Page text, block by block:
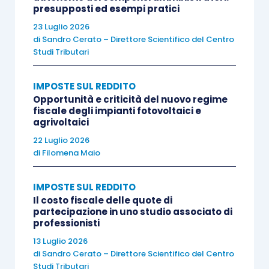
compravenditadev’essere dichiarato dal
promittente venditore
acquirente sia immesso nel possesso quanto se il
medesimo lo conceda in locazione a terzi.In
quest’ultimo caso, tuttavia
acquirente dovrà dichiarare i relativi proventi quali
redditi diversi…”.
Punto di partenza della questione è, dunque,
articolo 26 del Tuir secondo cui: “i redditi
fondiari concorrono, indipendentemente dalla
percezione, a formare il reddito complessivo dei
soggetti che possiedono gli immobili a titolo di
proprietà, enfiteusi, usufrutto o altro diritto reale,
salvo quando stabilito dall’articolo 30, per il periodo
presupposti ed esempi pratici
23 Luglio 2026
di Sandro Cerato – Direttore Scientifico del Centro
Studi Tributari
IMPOSTE SUL REDDITO
Opportunità e criticità del nuovo regime
fiscale degli impianti fotovoltaici e
agrivoltaici
22 Luglio 2026
di Filomena Maio
IMPOSTE SUL REDDITO
Il costo fiscale delle quote di
partecipazione in uno studio associato di
professionisti
13 Luglio 2026
di Sandro Cerato – Direttore Scientifico del Centro
Studi Tributari